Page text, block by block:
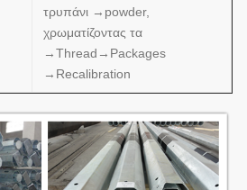
τρυπάνι →powder,
χρωματίζοντας τα
→Thread→Packages
→Recalibration